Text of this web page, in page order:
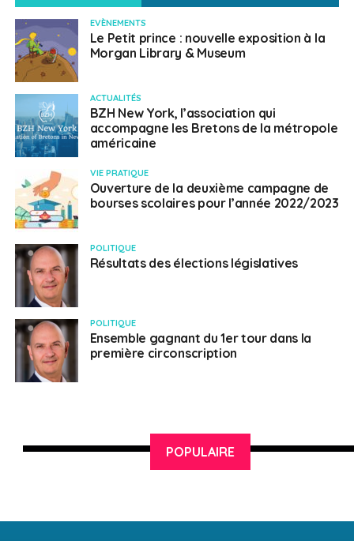
EVÈNEMENTS
Le Petit prince : nouvelle exposition à la
Morgan Library & Museum
ACTUALITÉS
BZH New York, l’association qui
accompagne les Bretons de la métropole
américaine
VIE PRATIQUE
Ouverture de la deuxième campagne de
bourses scolaires pour l’année 2022/2023
POLITIQUE
Résultats des élections législatives
POLITIQUE
Ensemble gagnant du 1er tour dans la
première circonscription
POPULAIRE